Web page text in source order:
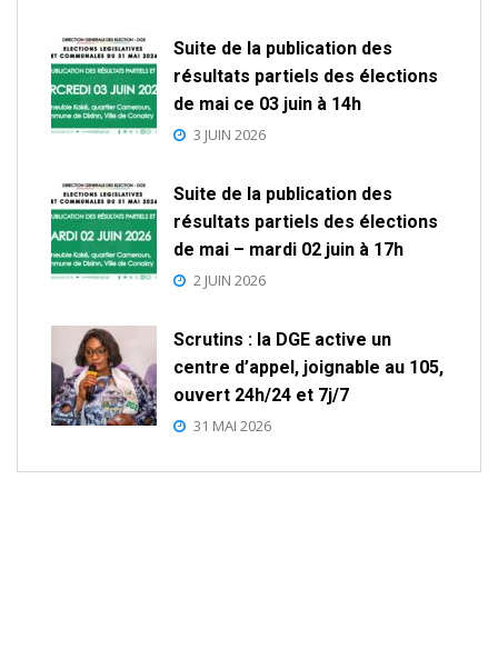
Suite de la publication des
résultats partiels des élections
de mai ce 03 juin à 14h
3 JUIN 2026
Suite de la publication des
résultats partiels des élections
de mai – mardi 02 juin à 17h
2 JUIN 2026
Scrutins : la DGE active un
centre d’appel, joignable au 105,
ouvert 24h/24 et 7j/7
31 MAI 2026